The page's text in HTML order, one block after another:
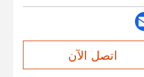
، تجاري ، أسرة
اتصل الآن